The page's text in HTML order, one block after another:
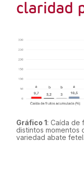
claridad
Gráfico 1: Caída de
distintos momentos
variedad abate